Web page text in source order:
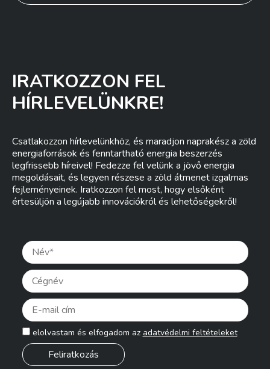
IRATKOZZON FEL
HÍRLEVELÜNKRE!
Csatlakozzon hírlevelünkhöz, és maradjon naprakész a zöld
energiaforrások és fenntartható energia beszerzés
legfrissebb híreivel! Fedezze fel velünk a jövő energia
megoldásait, és legyen részese a zöld átmenet izgalmas
fejleményeinek. Iratkozzon fel most, hogy elsőként
értesüljön a legújabb innovációkról és lehetőségekről!
elolvastam és elfogadom az adatvédelmi feltételeket